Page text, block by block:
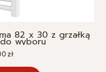
82 x 30 z grzałką
wyboru
zł